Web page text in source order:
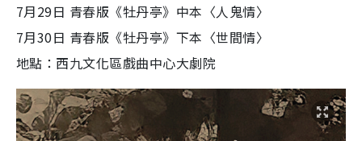
7月29日 青春版《牡丹亭》中本〈人鬼情〉
7月30日 青春版《牡丹亭》下本〈世間情〉
地點：西九文化區戲曲中心大劇院